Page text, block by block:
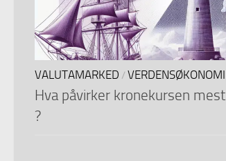
VALUTAMARKED / VERDENSØKONOMI
Hva påvirker kronekursen mest
?